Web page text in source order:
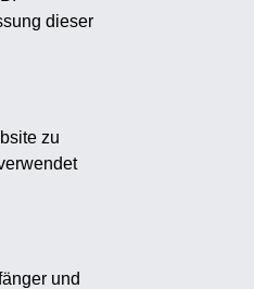
dieser
zu
und